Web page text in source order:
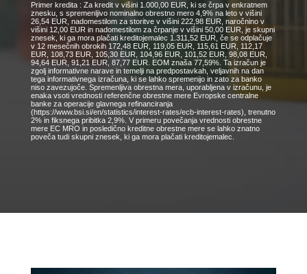
Primer kredita : Za kredit v višini 1.000,00 EUR, ki se črpa v enkratnem
znesku, s spremenljivo nominalno obrestno mero 4,9% na leto v višini
26,54 EUR, nadomestilom za storitve v višini 222,98 EUR, naročnino v
višini 12,00 EUR in nadomestilom za črpanje v višini 50,00 EUR, je skupni
znesek, ki ga mora plačati kreditojemalec 1.311,52 EUR, če se odplačuje
v 12 mesečnih obrokih 172,48 EUR, 119,05 EUR, 115,61 EUR, 112,17
EUR, 108,73 EUR, 105,30 EUR, 104,96 EUR, 101,52 EUR, 98,08 EUR,
94,64 EUR, 91,21 EUR, 87,77 EUR. EOM znaša 77,59%. Ta izračun je
zgolj informativne narave in temelji na predpostavkah, veljavnih na dan
tega informativnega izračuna, ki se lahko spremenijo in zato za banko
niso zavezujoče. Spremenljiva obrestna mera, uporabljena v izračunu, je
enaka vsoti vrednosti referenčne obrestne mere Evropske centralne
banke za operacije glavnega refinanciranja
(https://www.bsi.si/en/statistics/interest-rates/ecb-interest-rates), trenutno
2% in fiksnega pribitka 2,9%. V primeru povečanja vrednosti obrestne
mere EC MRO in posledično kreditne obrestne mere se lahko znatno
poveča tudi skupni znesek, ki ga mora plačati kreditojemalec.